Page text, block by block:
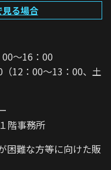
見る場合
～16：00
12：00～13：00、土
階事務所
困難な方等に向けた販